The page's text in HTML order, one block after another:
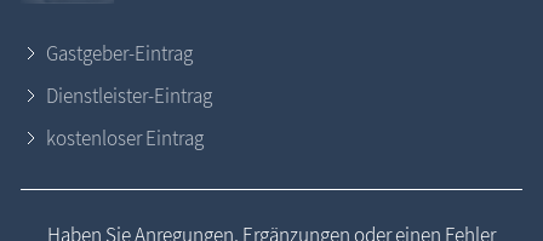
Gastgeber-Eintrag
Dienstleister-Eintrag
kostenloser Eintrag
Haben Sie Anregungen, Ergänzungen oder einen Fehler